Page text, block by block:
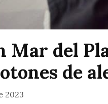
Mar del
de
2023